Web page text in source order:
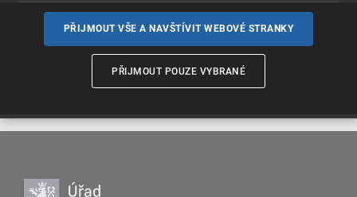
upv.gov.cz.
Těšíme se na setkání s Vámi.
Podzimní semináře 2021(pdf, 739 kB)
PŘIJMOUT VŠE A NAVŠTÍVIT WEBOVÉ STRANKY
PŘIJMOUT POUZE VYBRANÉ